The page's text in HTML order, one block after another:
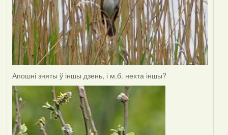
Апошні зняты ў іншы дзень, і м.б. нехта іншы?